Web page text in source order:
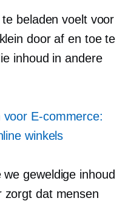
beladen voelt voor
door af en toe te
inhoud in andere
voor E-commerce:
winkels
geweldige inhoud
zorgt dat mensen